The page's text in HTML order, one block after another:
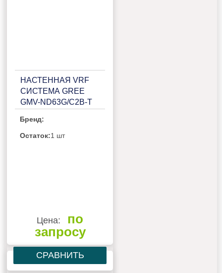
НАСТЕННАЯ VRF
СИСТЕМА GREE
GMV-ND63G/C2B-T
Бренд:
Остаток:1 шт
Цена:
по
запросу
СРАВНИТЬ